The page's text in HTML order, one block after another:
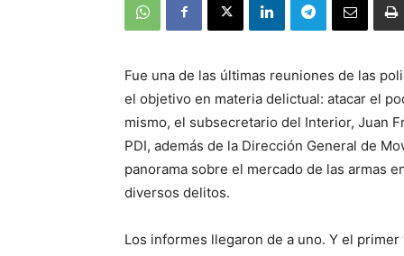
Fue una de las últimas reuniones de las
el objetivo en materia delictual: atacar el
mismo, el subsecretario del Interior, Juan
PDI, además de la Dirección General de
panorama sobre el mercado de las armas
diversos delitos.
Los informes llegaron de a uno. Y el